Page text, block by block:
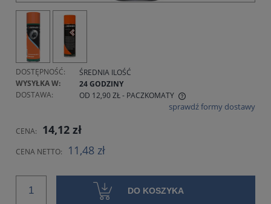
DOSTĘPNOŚĆ:
ŚREDNIA ILOŚĆ
WYSYŁKA W:
24 GODZINY
DOSTAWA:
OD 12,90 ZŁ- PACZKOMATY
CENA NIE ZAWIERA EWENTUALNYCH KOSZTÓW PŁATNOŚCI
sprawdź formy dostawy
CENA: 14,12 zł
CENA NETTO: 11,48 zł
DO KOSZYKA